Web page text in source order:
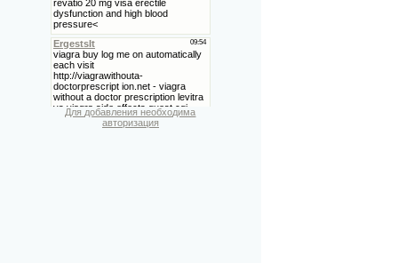
Для добавления необходима
авторизация